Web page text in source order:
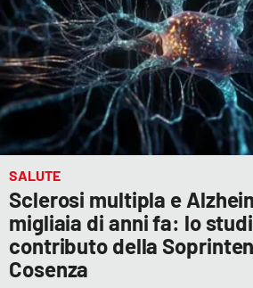
SALUTE
Sclerosi multipla e
migliaia di anni fa: lo
contributo della
Cosenza